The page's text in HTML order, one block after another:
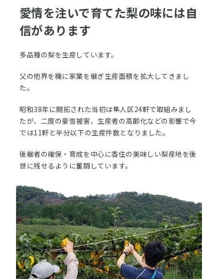
カート
プライバシーポリシー
愛情を注いで育てた梨の味には自
信があります
多品種の梨を生産しています。
父の他界を機に家業を継ぎ生産面積を拡大してきまし
た。
昭和38年に開拓された当初は隼人区24軒で取組みまし
たが、二度の豪雪被害、生産者の高齢化などの影響で今
では11軒と半分以下の生産件数となりました。
後継者の確保・育成を中心に香住の美味しい梨産地を後
世に残せるように奮闘しています。